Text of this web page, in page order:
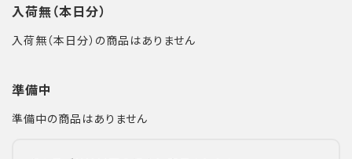
入荷無（本日分）
入荷無（本日分）の商品はありません
準備中
準備中の商品はありません